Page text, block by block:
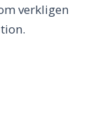
verkligen